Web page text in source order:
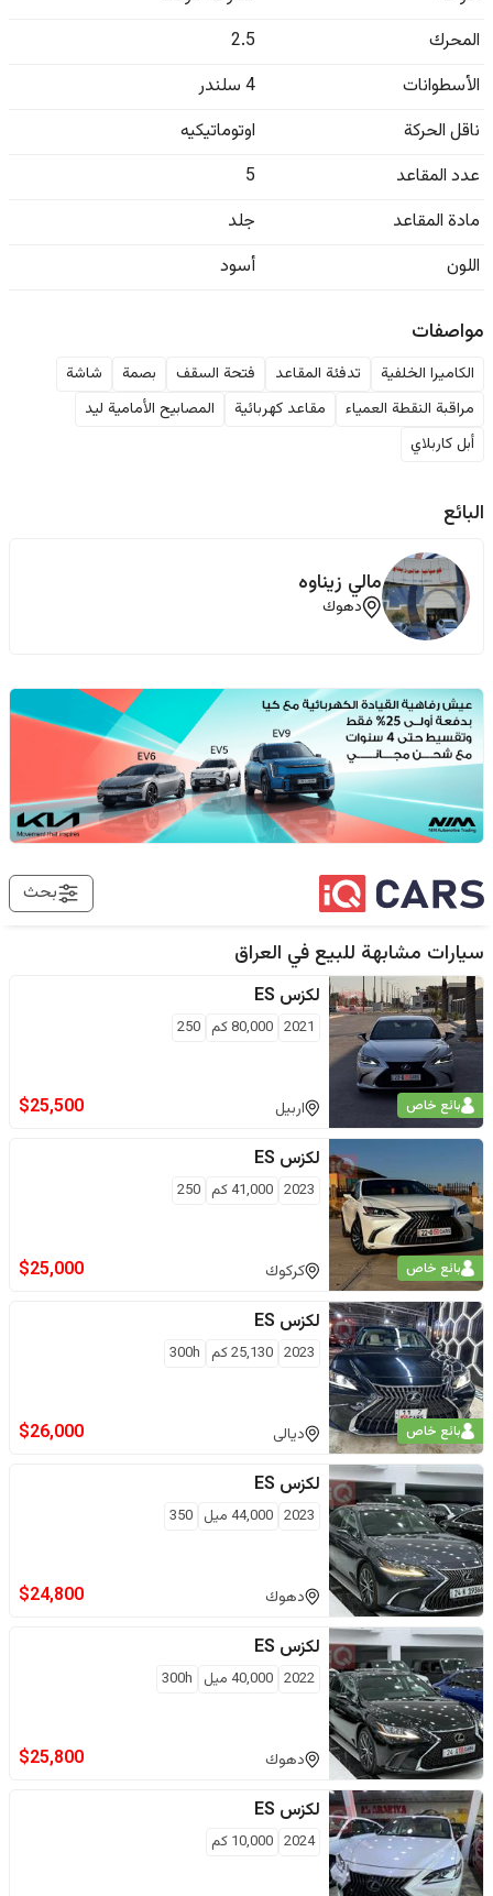
المحرك
2.5
الأسطوانات
4 سلندر
ناقل الحركة
اوتوماتيكيه
عدد المقاعد
5
مادة المقاعد
جلد
اللون
أسود
مواصفات
الكاميرا الخلفية تدفئة المقاعد فتحة السقف بصمة
شاشة
مراقبة النقطة العمياء
مقاعد كهربائية
المصابيح الأمامية ليد
أبل كاربلاي
البائع
مالي زيناوه
دهوك
بحث
سيارات مشابهة للبيع في العراق
بائع خاص
لكزس ES
2021
80,000كم 250
اربيل $25,500
بائع خاص
لكزس ES
2023
41,000كم 250
كركوك $25,000
بائع خاص
لكزس ES
2023
25,130كم 300h
ديالى $26,000
لكزس ES
2023
44,000 ميل 350
دهوك $24,800
لكزس ES
2022
40,000 ميل 300h
دهوك $25,800
لكزس ES
2024
10,000 كم